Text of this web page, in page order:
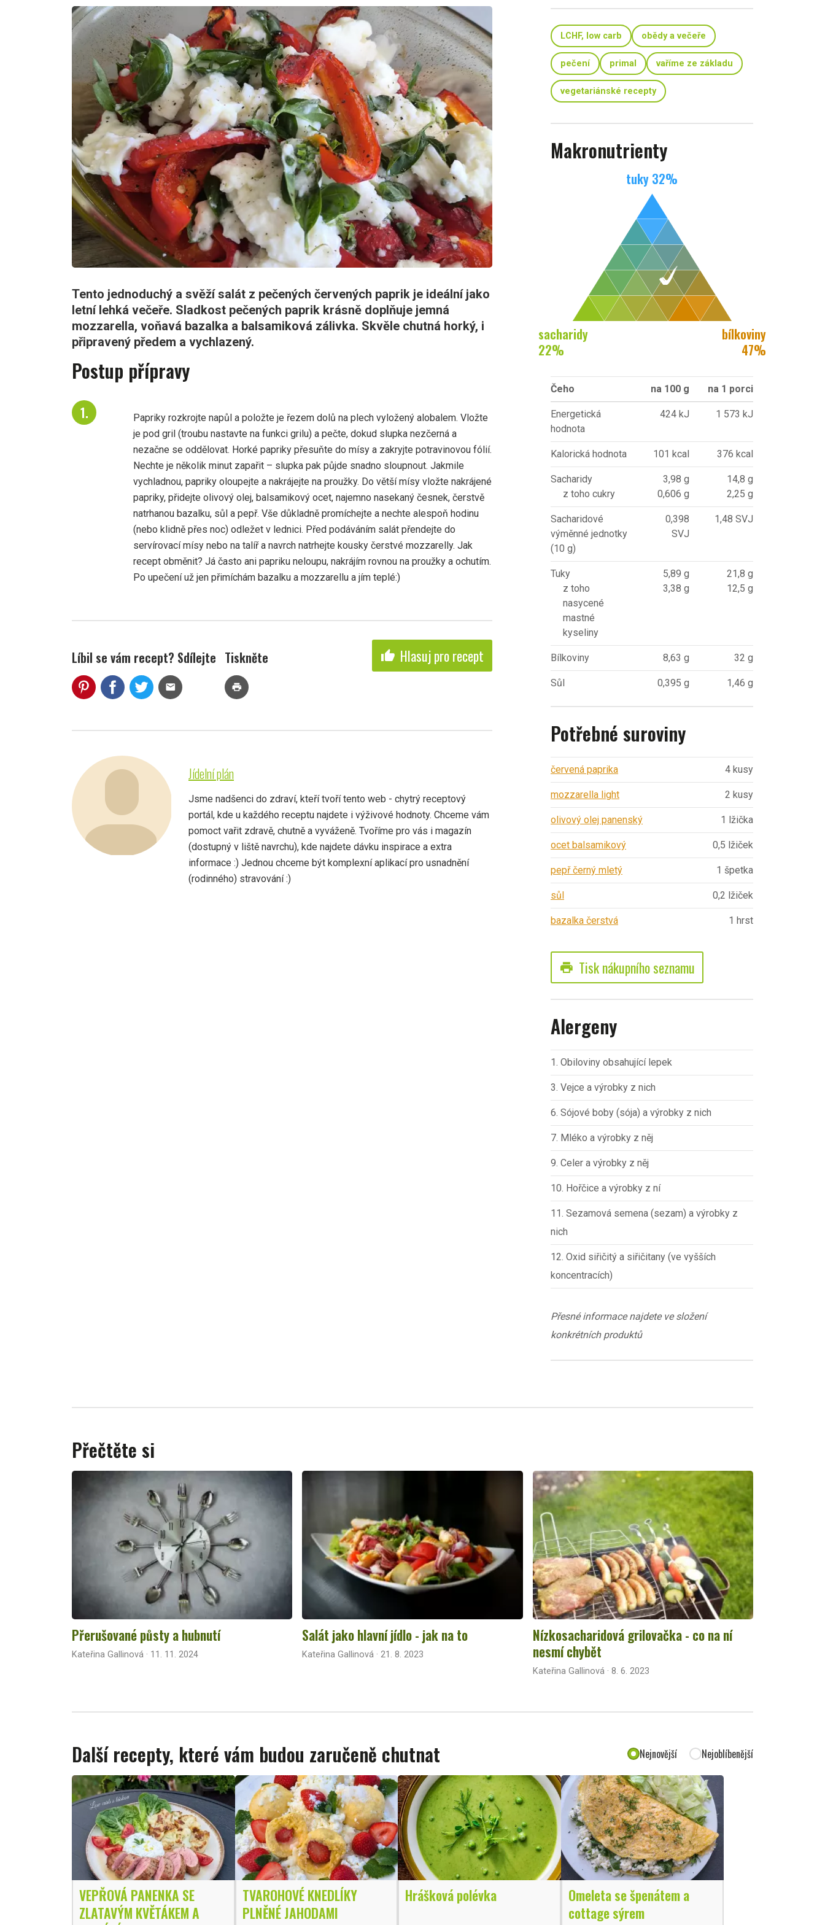
Tento jednoduchý a svěží salát z pečených červených paprik je ideální jako
letní lehká večeře. Sladkost pečených paprik krásně doplňuje jemná
mozzarella, voňavá bazalka a balsamiková zálivka. Skvěle chutná horký, i
připravený předem a vychlazený.
Postup přípravy
Papriky rozkrojte napůl a položte je řezem dolů na plech vyložený alobalem. Vložte
je pod gril (troubu nastavte na funkci grilu) a pečte, dokud slupka nezčerná a
nezačne se oddělovat. Horké papriky přesuňte do mísy a zakryjte potravinovou fólií.
Nechte je několik minut zapařit – slupka pak půjde snadno sloupnout. Jakmile
vychladnou, papriky oloupejte a nakrájejte na proužky. Do větší mísy vložte nakrájené
papriky, přidejte olivový olej, balsamikový ocet, najemno nasekaný česnek, čerstvě
natrhanou bazalku, sůl a pepř. Vše důkladně promíchejte a nechte alespoň hodinu
(nebo klidně přes noc) odležet v lednici. Před podáváním salát přendejte do
servírovací mísy nebo na talíř a navrch natrhejte kousky čerstvé mozzarelly. Jak
recept obměnit? Já často ani papriku neloupu, nakrájím rovnou na proužky a ochutím.
Po upečení už jen přimíchám bazalku a mozzarellu a jím teplé:)
Líbil se vám recept? Sdílejte
mail
Tiskněte
print
thumb_up Hlasuj pro recept
Jídelní plán
Jsme nadšenci do zdraví, kteří tvoří tento web - chytrý receptový
portál, kde u každého receptu najdete i výživové hodnoty. Chceme vám
pomoct vařit zdravě, chutně a vyváženě. Tvoříme pro vás i magazín
(dostupný v liště navrchu), kde najdete dávku inspirace a extra
informace :) Jednou chceme být komplexní aplikací pro usnadnění
(rodinného) stravování :)
LCHF, low carb obědy a večeře
pečení primal vaříme ze základu
vegetariánské recepty
Makronutrienty
tuky 32%
sacharidy
22%
bílkoviny
47%
Čeho na 100 g na 1 porci
Energetická
hodnota
424 kJ 1 573 kJ
Kalorická hodnota 101 kcal 376 kcal
Sacharidy
z toho cukry
3,98 g
0,606 g
14,8 g
2,25 g
Sacharidové
výměnné jednotky
(10 g)
0,398
SVJ
1,48 SVJ
Tuky
z toho
nasycené
mastné
kyseliny
5,89 g
3,38 g
21,8 g
12,5 g
Bílkoviny 8,63 g 32 g
Sůl 0,395 g 1,46 g
Potřebné suroviny
červená paprika 4 kusy
mozzarella light 2 kusy
olivový olej panenský 1 lžička
ocet balsamikový 0,5 lžiček
pepř černý mletý 1 špetka
sůl 0,2 lžiček
bazalka čerstvá 1 hrst
print Tisk nákupního seznamu
Alergeny
1. Obiloviny obsahující lepek
3. Vejce a výrobky z nich
6. Sójové boby (sója) a výrobky z nich
7. Mléko a výrobky z něj
9. Celer a výrobky z něj
10. Hořčice a výrobky z ní
11. Sezamová semena (sezam) a výrobky z
nich
12. Oxid siřičitý a siřičitany (ve vyšších
koncentracích)
Přesné informace najdete ve složení
konkrétních produktů
Přečtěte si
Přerušované půsty a hubnutí
Kateřina Gallinová · 11. 11. 2024
Salát jako hlavní jídlo - jak na to
Kateřina Gallinová · 21. 8. 2023
Nízkosacharidová grilovačka - co na ní
nesmí chybět
Kateřina Gallinová · 8. 6. 2023
Další recepty, které vám budou zaručeně chutnat Nejnovější Nejoblíbenější
VEPŘOVÁ PANENKA SE
ZLATAVÝM KVĚTÁKEM A
TVAROHOVÉ KNEDLÍKY
PLNĚNÉ JAHODAMI
Hrášková polévka
Omeleta se špenátem a
cottage sýrem